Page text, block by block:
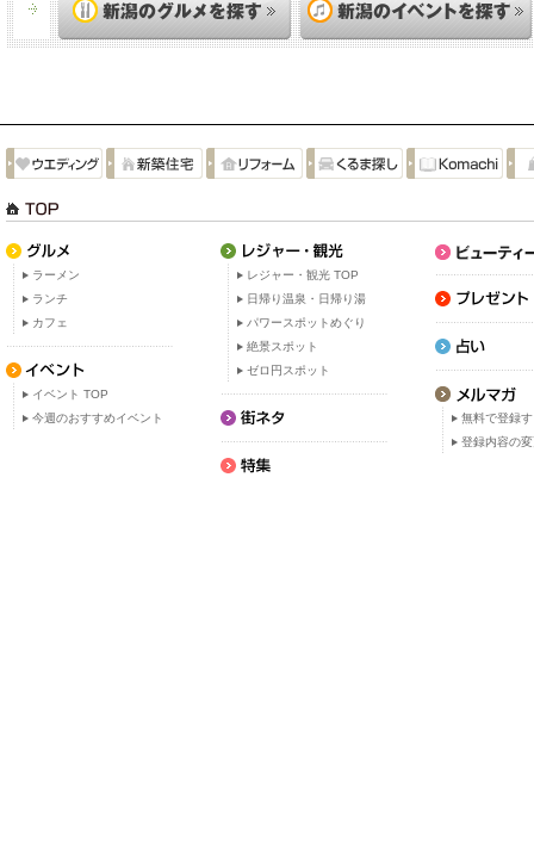
ラーメン
ランチ
カフェ
イベント TOP
今週のおすすめイベント
レジャー・観光 TOP
日帰り温泉・日帰り湯
パワースポットめぐり
絶景スポット
ゼロ円スポット
無料で登録
登録内容の